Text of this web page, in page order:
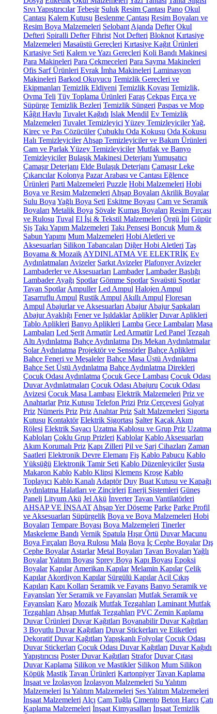
Sıvı Yapıştırıcılar Tebeşir Suluk Resim Çantası Pano Okul
Çantası Kalem Kutusu Beslenme Çantası Resim Boyaları ve
Resim Boya Malzemeleri Selobant Ajanda Defter Okul
Defteri Spiralli Defter Fihrist Not Defteri Bloknot Kırtasiye
Malzemeleri Masaüstü Gereçleri Kırtasiye Kağıt Ürünleri
Kırtasiye Seti Kalem ve Yazı Gereçleri Koli Bandı Makinesi
Para Makineleri Para Çekmeceleri Para Sayma Makineleri
Ofis Sarf Ürünleri Evrak İmha Makineleri Laminasyon
Makineleri Barkod Okuyucu Temizlik Gereçleri ve
Ekipmanları Temizlik Eldiveni Temizlik Kovası Temizlik,
Ovma Teli Tüy Toplama Ürünleri Faraş Çekpas Fırça ve
Süpürge Temizlik Bezleri Temizlik Süngeri Paspas ve Mop
Kâğıt Havlu Tuvalet Kağıdı Islak Mendil Ev Temizlik
Malzemeleri Tuvalet Temizleyici Yüzey TemizleyicilerYağ,
Kireç ve Pas Çözücüler Çubuklu Oda Kokusu Oda Kokusu
Halı Temizleyiciler Ahşap Temizleyiciler ve Bakım Ürünleri
Cam ve Parlak Yüzey Temizleyiciler Mutfak ve Banyo
Temizleyiciler Bulaşık Makinesi Deterjanı Yumuşatıcı
Çamaşır Deterjanı Elde Bulaşık Deterjanı Çamaşır Leke
Çıkarıcılar Kolonya Pazar Arabası ve Çantası Eğlence
Ürünleri Parti Malzemeleri Puzzle Hobi Malzemeleri Hobi
Boya ve Resim Malzemeleri Ahşap Boyaları Akrilik Boyalar
Sulu Boya Yağlı Boya Seti Eskitme Boyası Cam ve Seramik
Boyaları Metalik Boya Şövale Kumaş Boyaları Resim Fırçası
ve Rulosu Tuval El İşi & Tekstil Malzemeleri Örgü İpi Güpür
Şiş Takı Yapım Malzemeleri Takı Pensesi Boncuk Mum &
Sabun Yapımı Mum Malzemeleri Hobi Aletleri ve
Aksesuarları Silikon Tabancaları Diğer Hobi Aletleri Taş
Boyama & Mozaik AYDINLATMA VE ELEKTRİK Ev
Aydınlatmaları Avizeler Sarkıt Avizeler Plafonyer Avizeler
Lambaderler ve Aksesuarları Lambader Lambader Başlığı
Lambader Ayağı Spotlar Gömme Spotlar Sıvaüstü Spotlar
Tavan Spotlar Ampuller Led Ampul Halojen Ampul
Tasarruflu Ampul Rustik Ampul Akıllı Ampul Floresan
Ampul Abajurlar ve Aksesuarları Abajur Abajur Şapkaları
Abajur Ayaklığı Fener ve Işıldaklar Aplikler Duvar Aplikleri
Tablo Aplikleri Banyo Aplikleri Lamba Gece Lambaları Masa
Lambaları Led Şerit Armatür Led Armatür Led Panel Tezgah
Altı Aydınlatma Bahçe Aydınlatma Dış Mekan Aydınlatmalar
Solar Aydınlatma Projektör ve Sensörler Bahçe Aplikleri
Bahçe Feneri ve Meşaleler Bahçe Masa Üstü Aydınlatma
Bahçe Set Üstü Aydınlatma Bahçe Aydınlatma Direkleri
Çocuk Odası Aydınlatma Çocuk Gece Lambası Çocuk Odası
Duvar Aydınlatmaları Çocuk Odası Abajuru Çocuk Odası
Avizesi Çocuk Masa Lambası Elektrik Malzemeleri Priz ve
Anahtarlar Priz Kutusu Telefon Prizi Priz Çerçevesi Golyat
Priz Nümeris Priz Priz Anahtar Priz Şalt Malzemeleri Sigorta
Kutusu Kontaktör Elektrik Sigortası Şalter Kaçak Akım
Rölesi Elektrik Sayacı Uzatma Kablosu ve Grup Priz Uzatma
Kabloları Çoklu Grup Prizleri Kablolar Kablo Aksesuarları
Akım Korumalı Priz Kapı Zilleri Pil ve Şarj Cihazları Zaman
Saatleri Elektronik Devre Elemanı Fiş Kablo Pabucu Kablo
Yüksüğü Elektronik Tamir Seti Kablo Düzenleyiciler Susta
Makaron Kablo Kablo Klipsi Klemens Kroşe Kablo
Toplayıcı Kablo Kanalı Adaptör Duy Buat Kutusu ve Kapağı
Aydınlatma Halatları ve Zincirleri Enerji Sistemleri Güneş
Paneli Lityum Akü Jel Akü İnverter Tavan Vantilatörleri
AHŞAP VE İNŞAAT Ahşap Yer Döşeme Parke Parke Profil
ve Aksesuarları Süpürgelik Boya ve Boya Malzemeleri Hobi
Boyaları Tempare Boyası Boya Malzemeleri Tinerler
Maskeleme Bandı Vernik Spatula Hışır Örtü Duvar Macunu
Boya Fırçaları Boya Rulosu Mala Boya İç Cephe Boyalar Dış
Cephe Boyalar Astarlar Metal Boyaları Tavan Boyaları Yağlı
BoyalarYalıtım Boyası Sprey Boya Kapı Boyası Epoksi
Boyalar Kapılar Amerikan Kapılar Melamin Kapılar Çelik
Kapılar Akordiyon Kapılar Sürgülü Kapılar Acil Çıkış
Kapıları Kapı Kolları Seramik ve Fayans Banyo Seramik ve
Fayansları Yer Seramik ve Fayansları Mutfak Seramik ve
Fayansları Karo Mozaik Mutfak Tezgahları Laminant Mutfak
Tezgahları Ahşap Mutfak Tezgahları PVC Zemin Kaplama
Duvar Ürünleri Duvar Kağıtları Boyanabilir Duvar Kağıtları
3 Boyutlu Duvar Kağıtları Duvar Stickerları ve Etiketleri
Dekoratif Duvar Kağıtları Yapışkanlı Folyolar Çocuk Odası
Duvar Stickerları Çocuk Odası Duvar Kağıtları Duvar Kağıdı
Yapıştırıcısı Poster Duvar Kağıtları Strafor Duvar Çıtası
Duvar Kaplama Silikon ve Mastikler Silikon Mum Silikon
Köpük Mastik Tavan Ürünleri Kartonpiyer Tavan Kaplama
İnşaat ve İzolasyon İzolasyon Malzemeleri Su Yalıtım
Malzemeleri Isı Yalıtım Malzemeleri Ses Yalıtım Malzemeleri
İnşaat Malzemeleri Alçı Cam Tuğla Çimento Beton Harcı Çatı
Kaplama Malzemeleri İnşaat Kimyasalları İnşaat Temizlik